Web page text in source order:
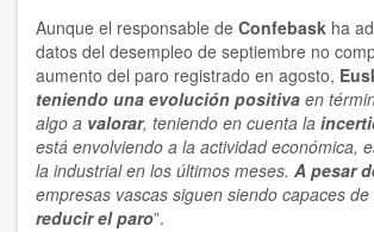
Aunque el responsable de Confebask ha
datos del desempleo de septiembre no
aumento del paro registrado en agosto,
teniendo una evolución positiva en
algo a valorar, teniendo en cuenta la
está envolviendo a la actividad económica,
la industrial en los últimos meses. A pesar
empresas vascas siguen siendo capaces de
reducir el paro”.